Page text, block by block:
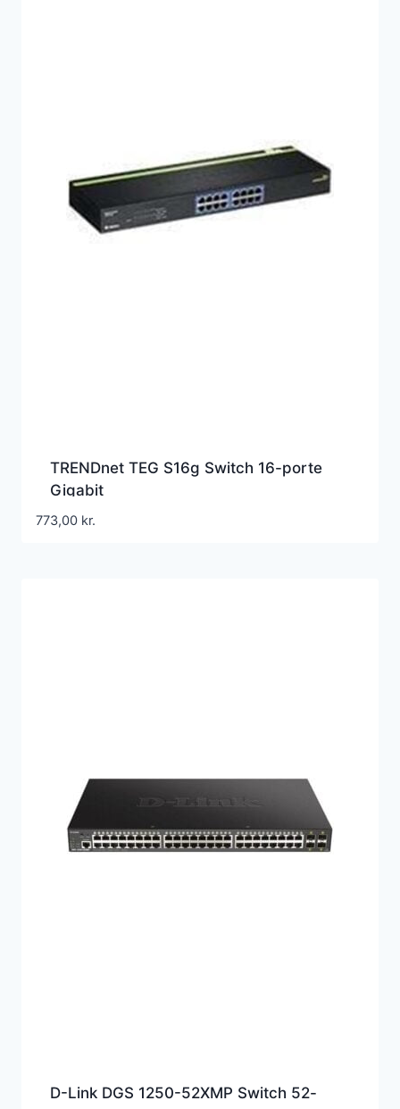
TRENDnet TEG S16g Switch 16-porte
Gigabit
773,00 kr.
D-Link DGS 1250-52XMP Switch 52-